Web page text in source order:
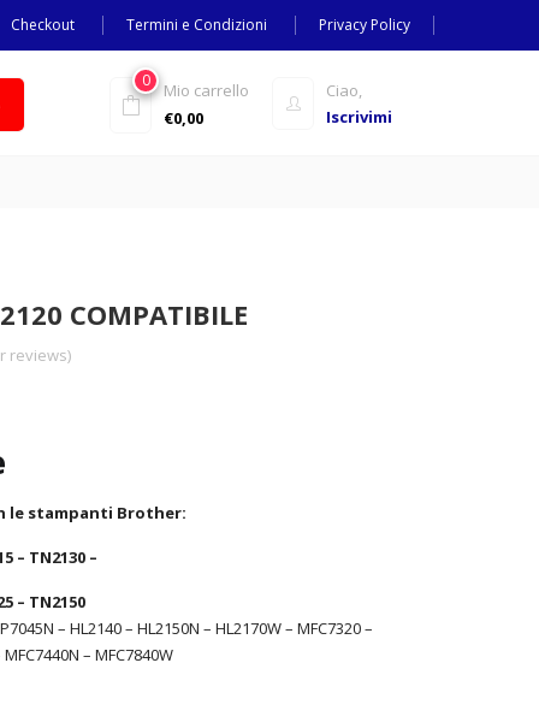
Checkout Termini e Condizioni Privacy Policy
Ciao,
Iscrivimi
0
Mio carrello
€0,00
COMPATIBILE
reviews)
le stampanti Brother:
– TN2130 –
– TN2150
– HL2140 – HL2150N – HL2170W – MFC7320 –
– MFC7840W